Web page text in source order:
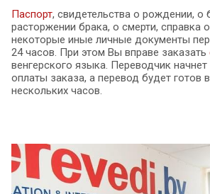
Паспорт, свидетельства о рождении, о
расторжении брака, о смерти, справка
некоторые иные личные документы
24 часов. При этом Вы вправе заказать
венгерского языка. Переводчик
оплаты заказа, а перевод будет готов
нескольких часов.